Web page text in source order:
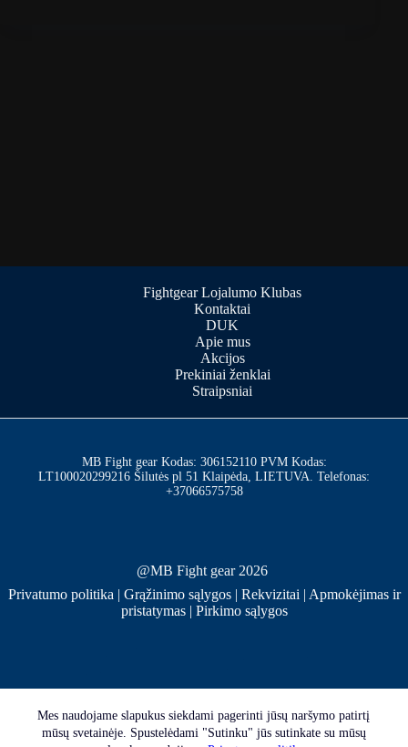
Mes naudojame slapukus siekdami pagerinti jūsų naršymo patirtį
mūsų svetainėje. Spustelėdami "Sutinku" jūs sutinkate su mūsų
Fightgear Lojalumo Klubas
Kontaktai
DUK
Apie mus
Akcijos
Prekiniai ženklai
Straipsniai
MB Fight gear Kodas: 306152110 PVM Kodas:
LT100020299216 Šilutės pl 51 Klaipėda, LIETUVA. Telefonas:
+37066575758
@MB Fight gear 2026
Privatumo politika | Grąžinimo sąlygos | Rekvizitai | Apmokėjimas ir
pristatymas| Pirkimo sąlygos